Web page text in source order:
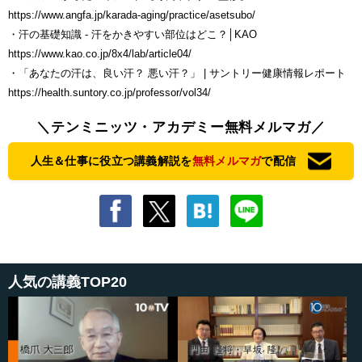
https://www.angfa.jp/karada-aging/practice/asetsubo/
・汗の基礎知識 - 汗をかきやすい部位はどこ？│KAO
https://www.kao.co.jp/8x4/lab/article04/
・「あなたの汗は、良い汗？ 悪い汗？」 | サントリー健康情報レポート
https://health.suntory.co.jp/professor/vol34/
＼テンミニッツ・アカデミー無料メルマガ／
人生＆仕事に役立つ講義解説を無料メルマガで配信
人気の講義TOP20